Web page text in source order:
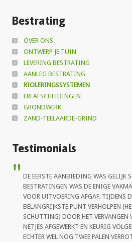
Bestrating
OVER ONS
ONTWERP JE TUIN
LEVERING BESTRATING
AANLEG BESTRATING
RIOLERINGSSYSTEMEN
ERFAFSCHEIDINGEN
GRONDWERK
ZAND-TEELAARDE-GRIND
Testimonials
DE EERSTE AANBIEDING WAS GELIJK
BESTRATINGEN WAS DE ENIGE
VOOR UITVOERING AFGAF. TIJDENS
BELANGRIJKSTE PUNT VERHOLPEN
SCHUTTING) DOOR HET VERVANGEN
NETJES AFGEWERKT EN KEURIG
ECHTER WEL NOG TWEE PALEN